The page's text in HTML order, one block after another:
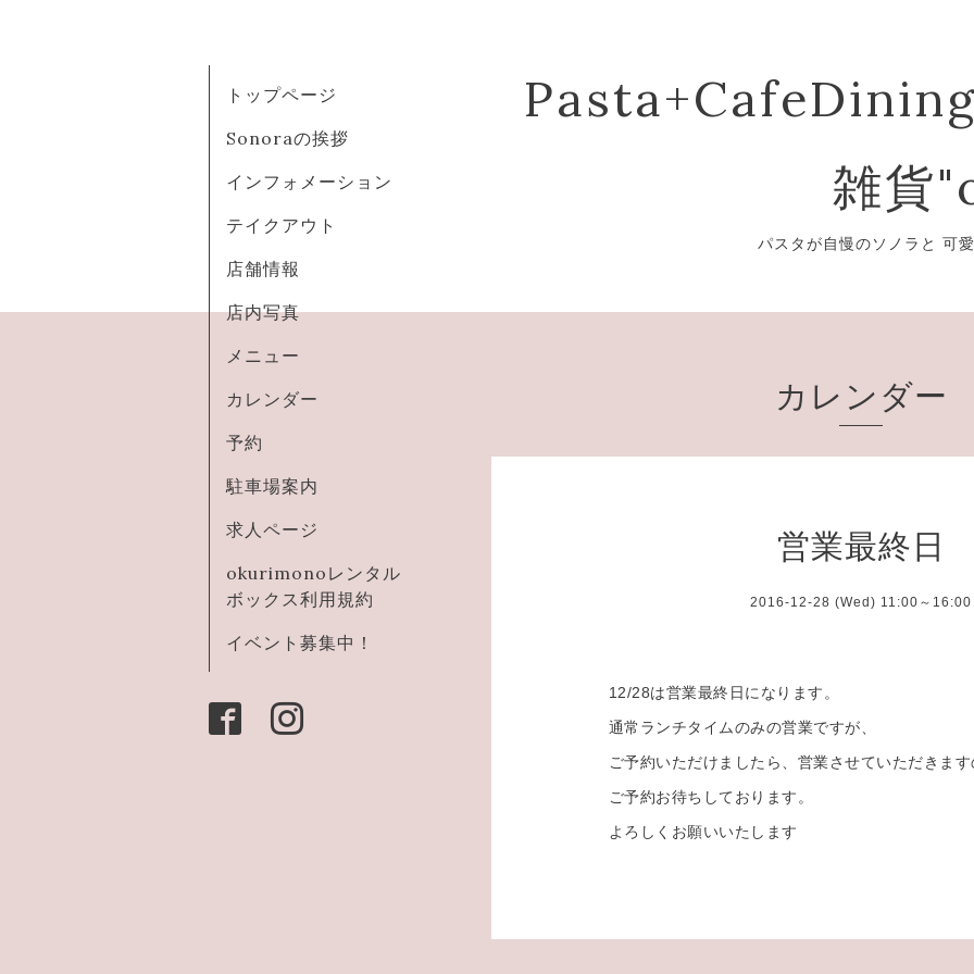
雑貨
パスタが自慢のソノラと 可
トップページ
Sonoraの挨拶
インフォメーション
テイクアウト
店舗情報
店内写真
メニュー
カレンダー
予約
駐車場案内
求人ページ
okurimonoレンタル
ボックス利用規約
イベント募集中！
カレンダー
営業最終日
2016-12-28 (Wed) 11:00～16:00
12/28は営業最終日になります。
通常ランチタイムのみの営業ですが、
ご予約いただけましたら、営業させていただきま
ご予約お待ちしております。
よろしくお願いいたします